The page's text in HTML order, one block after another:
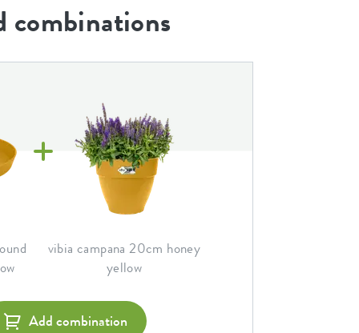
combinations
vibia campana 20cm honey
yellow
Add combination